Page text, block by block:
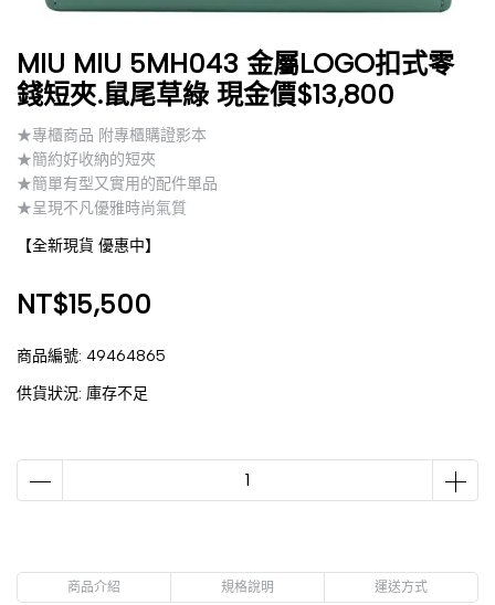
MIU MIU 5MH043 金屬LOGO扣式零
錢短夾.鼠尾草綠 現金價$13,800
★專櫃商品 附專櫃購證影本
★簡約好收納的短夾
★簡單有型又實用的配件單品
★呈現不凡優雅時尚氣質
【全新現貨 優惠中】
NT$15,500
商品編號: 49464865
供貨狀況: 庫存不足
商品介紹 規格說明 運送方式